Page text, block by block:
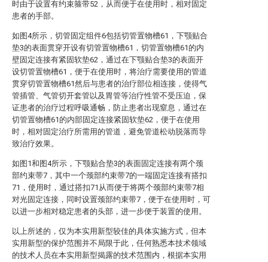
时由于设置有约束箍带52，从而便于在使用时，相对固定
患者的手部。
如图4所示，切管固定组件6包括切管置物槽61，下颚贴合
垫3的表面贯穿开设有切管置物槽61，切管置物槽61的内
壁固定连接有紧固软垫62，通过在下颚贴合垫3的表面开
设切管置物槽61，便于在使用时，将治疗需要使用的管道
贯穿切管置物槽61然后与患者的治疗部位相连接，使得气
管插管、气管切开套管以及胃管等治疗性管不受压迫，保
证患者的治疗过程呼吸通畅，防止患者出现窒息，通过在
切管置物槽61的内部固定连接紧固软垫62，便于在使用
时，相对固定治疗所需用的管道，避免管道松动脱落而导
致治疗效果。
如图1和图4所示，下颚贴合垫3的表面固定连接有两个颈
部约束带7，其中一个颈部约束带7的一端固定连接有搭扣
71，使用时，通过搭扣71从而便于将两个颈部约束带7相
对光固定连接，同时设置颈部约束带7，便于在使用时，可
以进一步相对稳定患者的头部，进一步便于装置的使用。
以上所述的，仅为本实用新型较佳的具体实施方式，但本
实用新型的保护范围并不局限于此，任何熟悉本技术领域
的技术人员在本实用新型揭露的技术范围内，根据本实用